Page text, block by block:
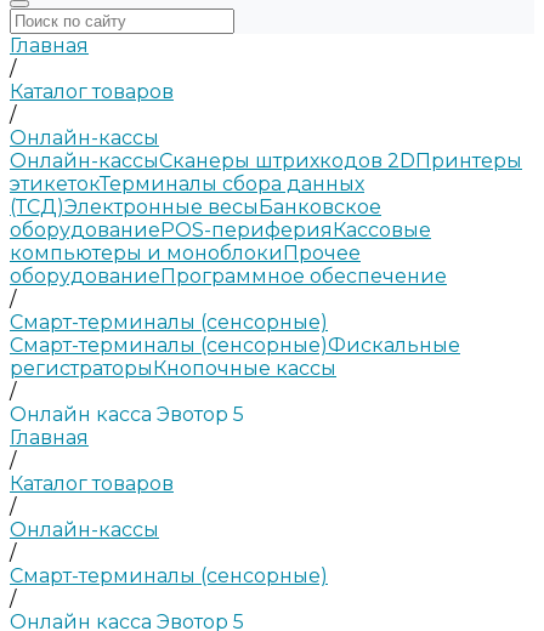
Главная
/
Каталог товаров
/
Онлайн-кассы
Онлайн-кассыСканеры штрихкодов 2DПринтеры
этикетокТерминалы сбора данных
(ТСД)Электронные весыБанковское
оборудованиеPOS-периферияКассовые
компьютеры и моноблокиПрочее
оборудованиеПрограммное обеспечение
/
Смарт-терминалы (сенсорные)
Смарт-терминалы (сенсорные)Фискальные
регистраторыКнопочные кассы
/
Онлайн касса Эвотор 5
Главная
/
Каталог товаров
/
Онлайн-кассы
/
Смарт-терминалы (сенсорные)
/
Онлайн касса Эвотор 5